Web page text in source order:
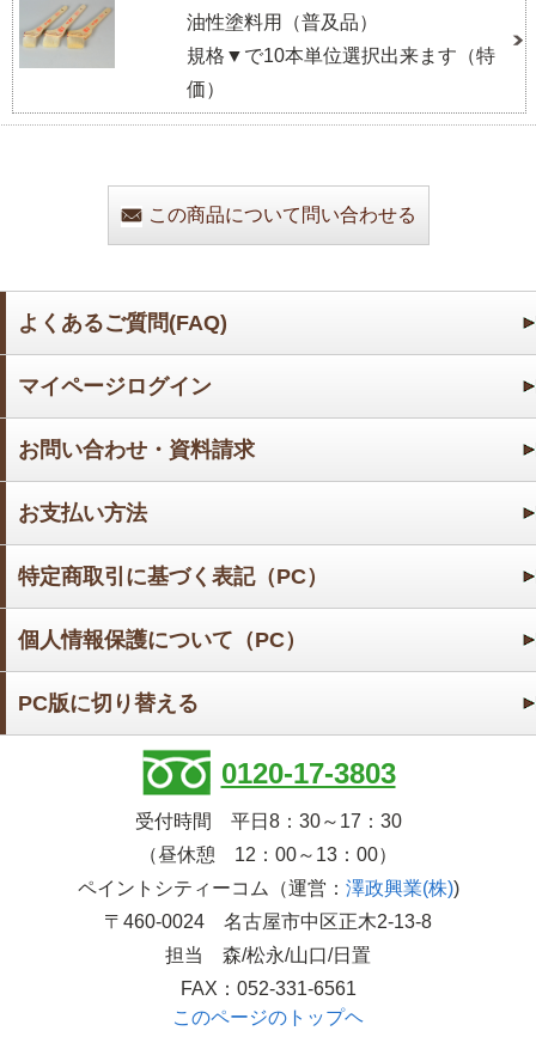
油性塗料用（普及品）
規格▼で10本単位選択出来ます（特
価）
この商品について問い合わせる
よくあるご質問(FAQ)
マイページログイン
お問い合わせ・資料請求
お支払い方法
特定商取引に基づく表記（PC）
個人情報保護について（PC）
PC版に切り替える
0120-17-3803
受付時間 平日8：30～17：30
（昼休憩 12：00～13：00）
ペイントシティーコム（運営： 澤政興業(株))
〒460-0024 名古屋市中区正木2-13-8
担当 森/松永/山口/日置
FAX：052-331-6561
このページのトップヘ